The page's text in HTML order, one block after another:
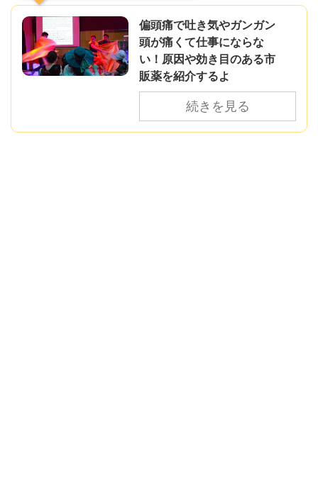
偏頭痛で吐き気やガンガン
頭が痛くて仕事にならな
い！原因や効き目のある市
販薬を紹介するよ
続きを見る